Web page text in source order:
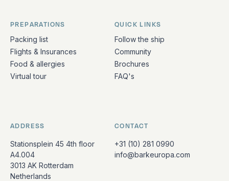
PREPARATIONS
Packing list
Flights & Insurances
Food & allergies
Virtual tour
QUICK LINKS
Follow the ship
Community
Brochures
FAQ's
ADDRESS
Stationsplein 45 4th floor
A4.004
3013 AK Rotterdam
Netherlands
CONTACT
+31 (10) 281 0990
info@barkeuropa.com